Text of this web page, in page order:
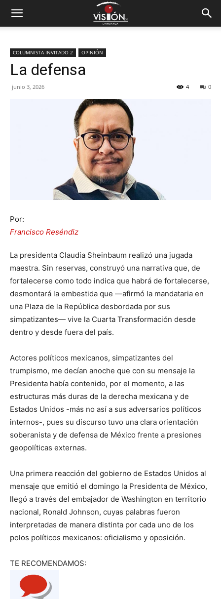
COLUMNISTA INVITADO 2 OPINIÓN
La defensa
junio 3, 2026 0
4
Por:
Francisco Reséndiz
La presidenta Claudia Sheinbaum realizó una jugada
maestra. Sin reservas, construyó una narrativa que, de
fortalecerse como todo indica que habrá de fortalecerse,
desmontará la embestida que —afirmó la mandataria en
una Plaza de la República desbordada por sus
simpatizantes— vive la Cuarta Transformación desde
dentro y desde fuera del país.
Actores políticos mexicanos, simpatizantes del
trumpismo, me decían anoche que con su mensaje la
Presidenta había contenido, por el momento, a las
estructuras más duras de la derecha mexicana y de
Estados Unidos -más no así a sus adversarios políticos
internos-, pues su discurso tuvo una clara orientación
soberanista y de defensa de México frente a presiones
geopolíticas externas.
Una primera reacción del gobierno de Estados Unidos al
mensaje que emitió el domingo la Presidenta de México,
llegó a través del embajador de Washington en territorio
nacional, Ronald Johnson, cuyas palabras fueron
interpretadas de manera distinta por cada uno de los
polos políticos mexicanos: oficialismo y oposición.
TE RECOMENDAMOS: